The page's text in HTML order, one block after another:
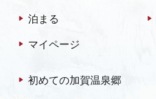
泊まる
マイページ
初めての加賀温泉郷